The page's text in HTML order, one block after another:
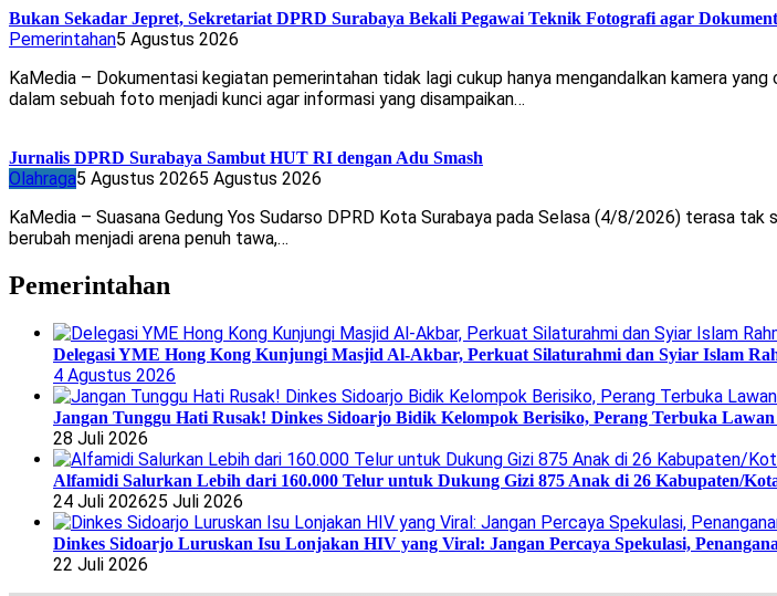
Bukan Sekadar Jepret, Sekretariat DPRD Surabaya Bekali Pegawai Teknik Fotografi agar
Pemerintahan5 Agustus 2026
KaMedia – Dokumentasi kegiatan pemerintahan tidak lagi cukup hanya mengandalkan kamera
dalam sebuah foto menjadi kunci agar informasi yang disampaikan…
Jurnalis DPRD Surabaya Sambut HUT RI dengan Adu Smash
Olahraga5 Agustus 20265 Agustus 2026
KaMedia – Suasana Gedung Yos Sudarso DPRD Kota Surabaya pada Selasa (4/8/2026) terasa
berubah menjadi arena penuh tawa,…
Pemerintahan
Delegasi YME Hong Kong Kunjungi Masjid Al-Akbar, Perkuat Silaturahmi dan Syiar Islam
4 Agustus 2026
Jangan Tunggu Hati Rusak! Dinkes Sidoarjo Bidik Kelompok Berisiko, Perang Terbuka
28 Juli 2026
Alfamidi Salurkan Lebih dari 160.000 Telur untuk Dukung Gizi 875 Anak di 26 Kabupaten/
24 Juli 202625 Juli 2026
Dinkes Sidoarjo Luruskan Isu Lonjakan HIV yang Viral: Jangan Percaya Spekulasi,
22 Juli 2026